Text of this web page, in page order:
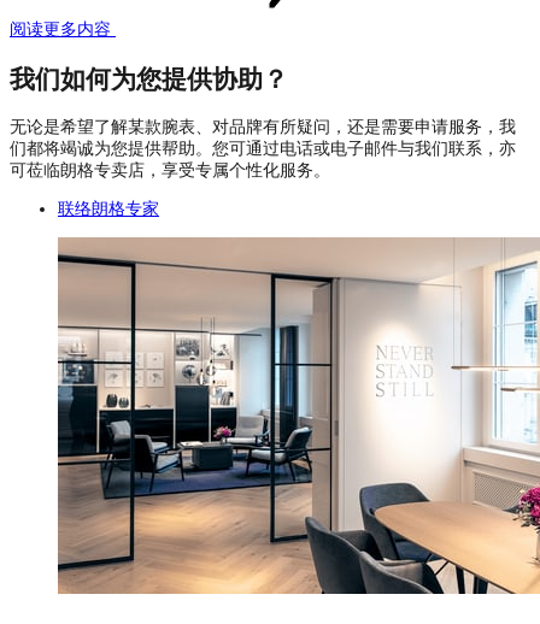
阅读更多内容
我们如何为您提供协助？
无论是希望了解某款腕表、对品牌有所疑问，还是需要申请服务，我
们都将竭诚为您提供帮助。您可通过电话或电子邮件与我们联系，亦
可莅临朗格专卖店，享受专属个性化服务。
联络朗格专家